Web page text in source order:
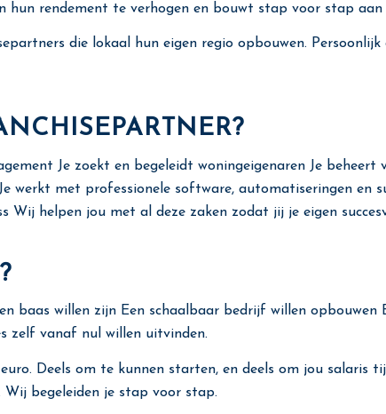
hun rendement te verhogen en bouwt stap voor stap
die lokaal hun eigen regio opbouwen.
Je zoekt en begeleidt woningeigenaren Je beheert
werkt met professionele software, automatiseringen
Wij helpen jou met al deze zaken zodat jij je eigen
baas willen zijn Een schaalbaar bedrijf willen
zelf vanaf nul willen uitvinden.
Deels om te kunnen starten, en deels om jou salaris
begeleiden je stap voor stap.